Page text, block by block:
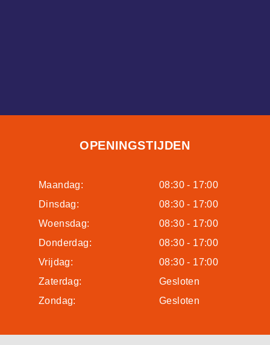
OPENINGSTIJDEN
Maandag:
08:30 - 17:00
Dinsdag:
08:30 - 17:00
Woensdag:
08:30 - 17:00
Donderdag:
08:30 - 17:00
Vrijdag:
08:30 - 17:00
Zaterdag:
Gesloten
Zondag:
Gesloten